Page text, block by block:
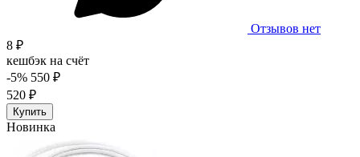
Отзывов нет
8 ₽
кешбэк на счёт
-5% 550 ₽
520 ₽
Купить
Новинка